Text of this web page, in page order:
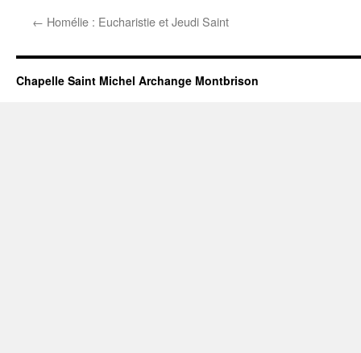
← Homélie : Eucharistie et Jeudi Saint
Chapelle Saint Michel Archange Montbrison